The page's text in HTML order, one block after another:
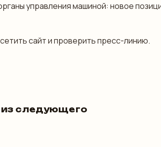
управления машиной: новое
сайт и проверить пресс-линию.
из следующего